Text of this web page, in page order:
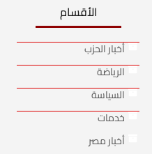
الأقسام
أخبار الحزب
الرياضة
السياسة
خدمات
أخبار مصر